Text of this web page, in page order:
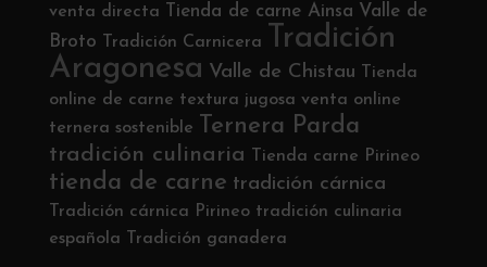
venta directa Tienda de carne Ainsa Valle de
Broto
Tradición Carnicera
Tradición
Aragonesa Valle de Chistau
Tienda
online de carne textura jugosa venta online
ternera sostenible
Ternera Parda
tradición culinaria Tienda carne Pirineo
tienda de carne tradición cárnica
Tradición cárnica Pirineo tradición culinaria
española
Tradición ganadera